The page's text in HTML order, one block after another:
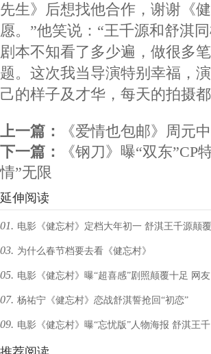
先生》后想找他合作，谢谢《
愿。”他笑说：“王千源和舒淇
剧本不知看了多少遍，做很多
题。这次我当导演特别幸福，
己的样子及才华，每天的拍摄
上一篇：
《爱情也包邮》周元
下一篇：
《钢刀》曝“双东
情”无限
延伸阅读
01. 电影《健忘村》定档大年初一 舒淇王千源颠覆
出演奇幻开年
03. 为什么春节档要去看《健忘村》
05. 电影《健忘村》曝“超喜感”剧照颠覆十足 网友
评论神似“奇幻版《让子弹飞》”
07. 杨祐宁《健忘村》恋战舒淇誓抢回“初恋”
09. 电影《健忘村》曝“忘忧版”人物海报 舒淇王千
源张孝全火花四溅笑忘烦恼